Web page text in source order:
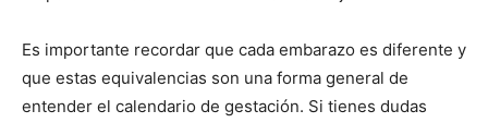
Es importante recordar que cada embarazo es diferente y
que estas equivalencias son una forma general de
entender el calendario de gestación. Si tienes dudas